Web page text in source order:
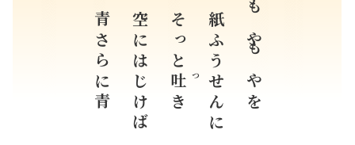
もやもやを
紙ふうせんに
そっと
吐 つ
き
空にはじけば
青さらに青